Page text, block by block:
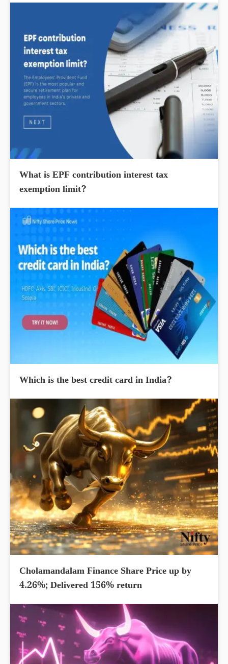
What is EPF contribution interest tax
exemption limit?
Which is the best credit card in India?
Cholamandalam Finance Share Price up by
4.26%; Delivered 156% return